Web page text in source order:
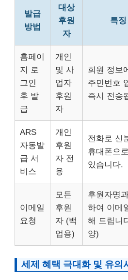
발급
방법
대상
후원
자
특
홈페이
지 로
그인
후 발
급
개인
및 사
업자
후원
자
회원 정보
주민번호
즉시 전송
ARS
자동발
급 서
비스
개인
후원
자 전
용
전화로 신
휴대폰으
있습니다.
이메일
요청
모든
후원
자 (백
업용)
후원자명
하여 이메
해 드립니
양)
세제 혜택 극대화 및 유의